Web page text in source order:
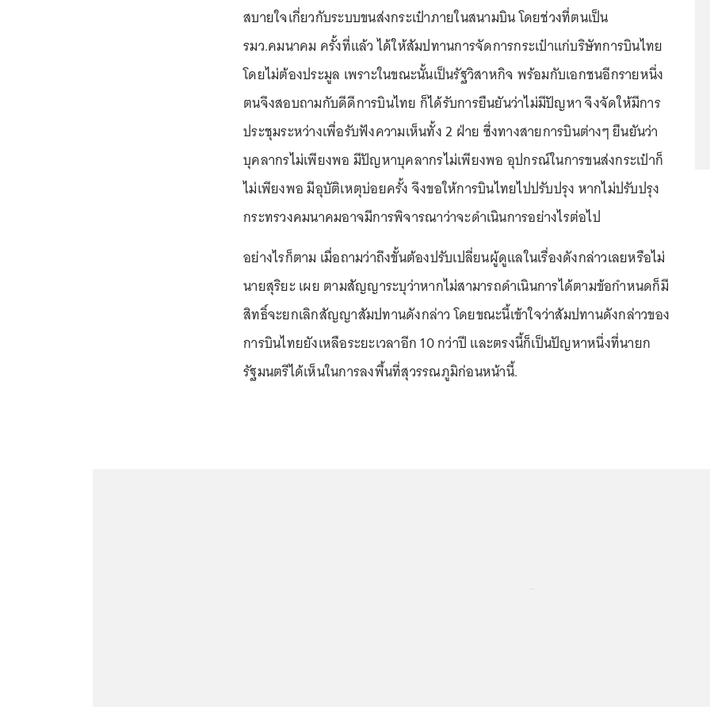
สบายใจเกี่ยวกับระบบขนส่งกระเป๋าภายในสนามบิน โดยช่วงที่ตนเป็น
รมว.คมนาคม ครั้งที่แล้ว ได้ให้สัมปทานการจัดการกระเป๋าแก่บริษัทการบินไทย
โดยไม่ต้องประมูล เพราะในขณะนั้นเป็นรัฐวิสาหกิจ พร้อมกับเอกชนอีกรายหนึ่ง
ตนจึงสอบถามกับดีดีการบินไทย ก็ได้รับการยืนยันว่าไม่มีปัญหา จึงจัดให้มีการ
ประชุมระหว่างเพื่อรับฟังความเห็นทั้ง 2 ฝ่าย ซึ่งทางสายการบินต่างๆ ยืนยันว่า
บุคลากรไม่เพียงพอ มีปัญหาบุคลากรไม่เพียงพอ อุปกรณ์ในการขนส่งกระเป๋าก็
ไม่เพียงพอ มีอุบัติเหตุบ่อยครั้ง จึงขอให้การบินไทยไปปรับปรุง หากไม่ปรับปรุง
กระทรวงคมนาคมอาจมีการพิจารณาว่าจะดำเนินการอย่างไรต่อไป
อย่างไรก็ตาม เมื่อถามว่าถึงขั้นต้องปรับเปลี่ยนผู้ดูแลในเรื่องดังกล่าวเลยหรือไม่
นายสุริยะ เผย ตามสัญญาระบุว่าหากไม่สามารถดำเนินการได้ตามข้อกำหนดก็มี
สิทธิ์จะยกเลิกสัญญาสัมปทานดังกล่าว โดยขณะนี้เข้าใจว่าสัมปทานดังกล่าวของ
การบินไทยยังเหลือระยะเวลาอีก 10 กว่าปี และตรงนี้ก็เป็นปัญหาหนึ่งที่นายก
รัฐมนตรีได้เห็นในการลงพื้นที่สุวรรณภูมิก่อนหน้านี้.